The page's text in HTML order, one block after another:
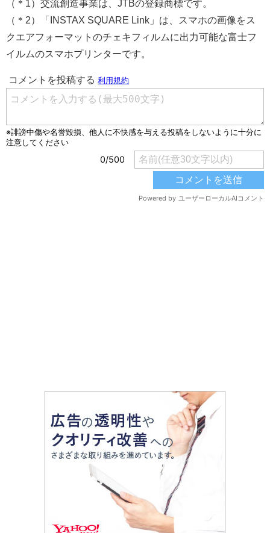
（＊1）交流創造事業は、JTBの登録商標です。
（＊2）「INSTAX SQUARE Link」は、スマホの画像をス
クエアフォーマットのチェキフィルムに出力可能な富士フ
イルムのスマホプリンターです。